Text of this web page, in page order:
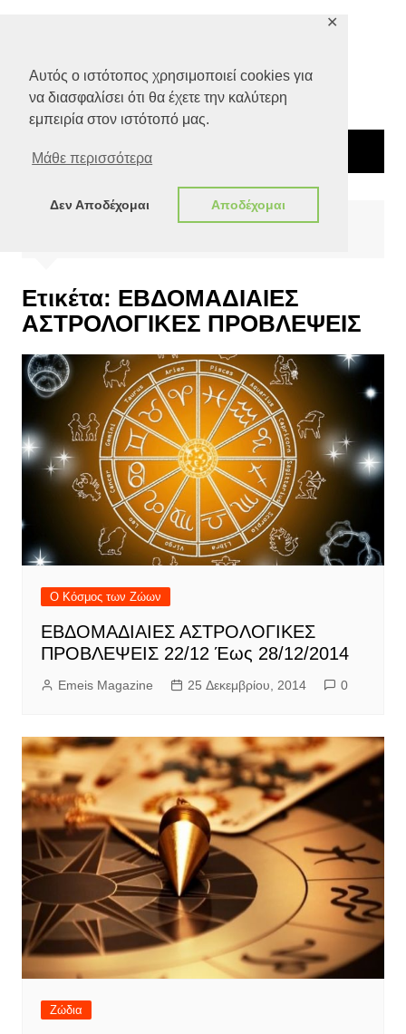
Αυτός ο ιστότοπος χρησιμοποιεί cookies για
να διασφαλίσει ότι θα έχετε την καλύτερη
εμπειρία στον ιστότοπό μας.
Μάθε περισσότερα
Δεν Αποδέχομαι Αποδέχομαι
✕
Ετικέτα: ΕΒΔΟΜΑΔΙΑΙΕΣ
ΑΣΤΡΟΛΟΓΙΚΕΣ ΠΡΟΒΛΕΨΕΙΣ
Ο Κόσμος των Ζώων
ΕΒΔΟΜΑΔΙΑΙΕΣ ΑΣΤΡΟΛΟΓΙΚΕΣ
ΠΡΟΒΛΕΨΕΙΣ 22/12 Έως 28/12/2014
Emeis Magazine 25 Δεκεμβρίου, 2014 0
Ζώδια